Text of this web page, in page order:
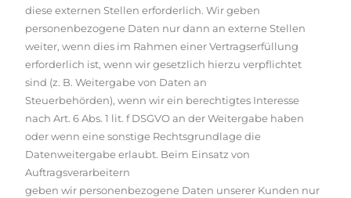
diese externen Stellen erforderlich. Wir geben
personenbezogene Daten nur dann an externe Stellen
weiter, wenn dies im Rahmen einer Vertragserfüllung
erforderlich ist, wenn wir gesetzlich hierzu verpflichtet
sind (z. B. Weitergabe von Daten an
Steuerbehörden), wenn wir ein berechtigtes Interesse
nach Art. 6 Abs. 1 lit. f DSGVO an der Weitergabe haben
oder wenn eine sonstige Rechtsgrundlage die
Datenweitergabe erlaubt. Beim Einsatz von
Auftragsverarbeitern
geben wir personenbezogene Daten unserer Kunden nur